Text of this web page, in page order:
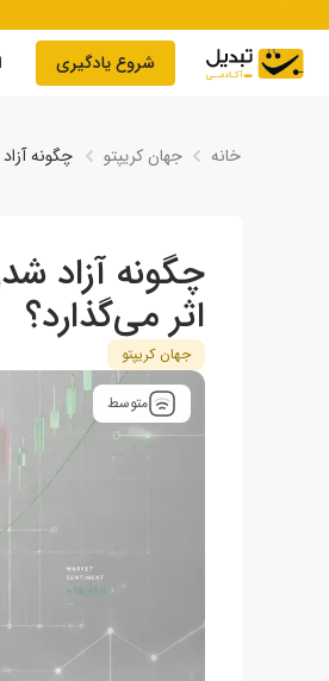
شروع یادگیری
خانه جهان کریپتو چگونه
چگونه آزاد
اثر می‌گذارد؟
جهان کریپتو
متوسط